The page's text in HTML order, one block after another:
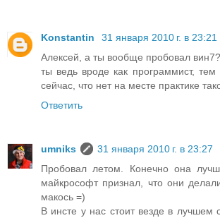
Konstantin
31 января 2010 г. в 23:21
Алексей, а ты вообще пробовал вин7?
ты ведь вроде как программист,
сейчас, что нет на месте практике
Ответить
umniks
31 января 2010 г. в 23:27
Пробовал летом. Конечно она
майкрософт признал, что они
макось =)
В инсте у нас стоит везде в лучшем